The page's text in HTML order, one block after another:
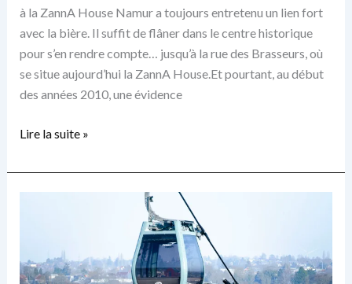
à la ZannA House Namur a toujours entretenu un lien fort
avec la bière. Il suffit de flâner dans le centre historique
pour s’en rendre compte… jusqu’à la rue des Brasseurs, où
se situe aujourd’hui la ZannA House.Et pourtant, au début
des années 2010, une évidence
Brasserie
de
une
Lire la suite »